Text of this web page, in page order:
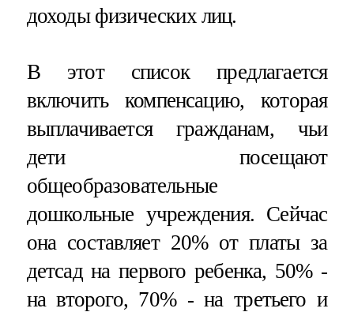
доходы физических лиц.
В этот список предлагается
включить компенсацию, которая
выплачивается гражданам, чьи
дети посещают
общеобразовательные
дошкольные учреждения. Сейчас
она составляет 20% от платы за
детсад на первого ребенка, 50% -
на второго, 70% - на третьего и